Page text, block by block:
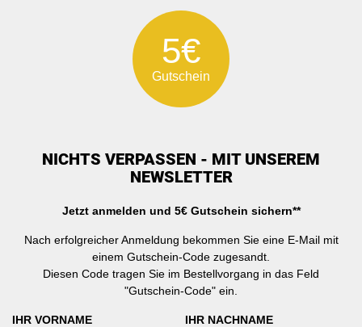
5€
Gutschein
NICHTS VERPASSEN - MIT UNSEREM
NEWSLETTER
Jetzt anmelden und 5€ Gutschein sichern**
Nach erfolgreicher Anmeldung bekommen Sie eine E-Mail mit
einem Gutschein-Code zugesandt.
Diesen Code tragen Sie im Bestellvorgang in das Feld
"Gutschein-Code" ein.
IHR VORNAME IHR NACHNAME